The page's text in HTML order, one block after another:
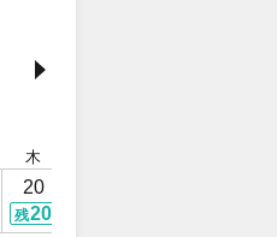
木
20
残20